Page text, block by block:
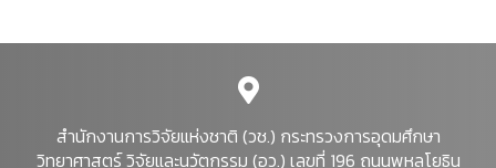
สำนักงานการวิจัยแห่งชาติ (วช.) กระทรวงการอุดมศึกษา
วิทยาศาสตร์ วิจัยและนวัตกรรม (อว.) เลขที่ 196 ถนนพหลโยธิน